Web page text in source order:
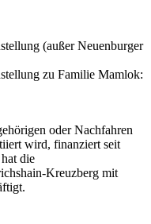
(außer Neuenburger
zu Familie Mamlok:
oder Nachfahren
wird, finanziert seit
die
Kreuzberg mit